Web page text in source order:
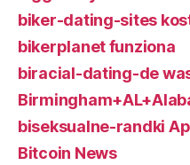
biker-dating-sites
bikerplanet funziona
biracial-dating-de
biseksualne-randki
Bitcoin News